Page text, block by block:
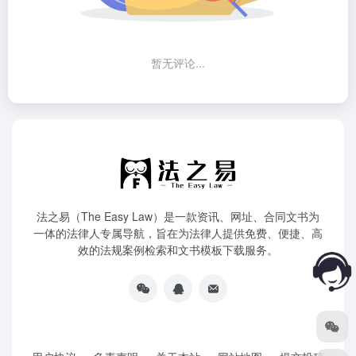
暂无评论...
法之易（The Easy Law）是一款资讯、网址、合同文书为
一体的法律人专属导航，旨在为法律人提供免费、便捷、高
效的法规案例检索和文书模板下载服务。